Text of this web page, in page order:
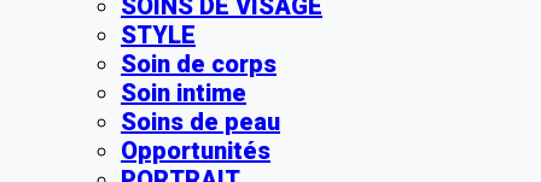
SOINS DE VISAGE
STYLE
Soin de corps
Soin intime
Soins de peau
Opportunités